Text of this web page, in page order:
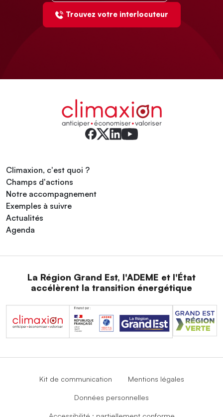
Trouvez votre interlocuteur
Climaxion, c'est quoi ?
Champs d'actions
Notre accompagnement
Exemples à suivre
Actualités
Agenda
La Région Grand Est, l'ADEME et l'État
accélèrent la transition énergétique
Kit de communication Mentions légales
Données personnelles